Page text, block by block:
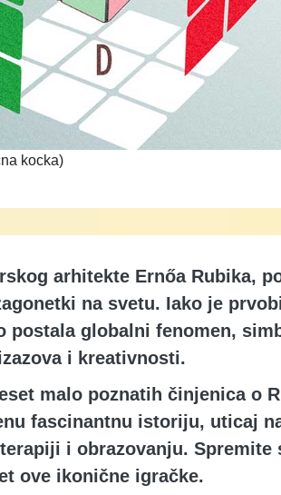
kocka)
arhitekte Ernőa Rubika,
na svetu. Iako je
postala globalni fenomen,
i kreativnosti.
malo poznatih činjenica o
fascinantnu istoriju, uticaj
i obrazovanju. Spremite
ove ikonične igračke.